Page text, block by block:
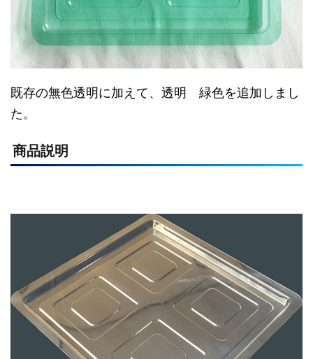
既存の無色透明に加えて、透明 緑色を追加しまし
た。
商品説明